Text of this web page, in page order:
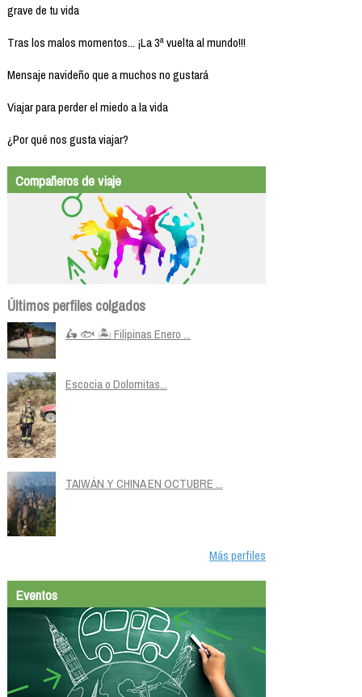
grave de tu vida
Tras los malos momentos... ¡La 3ª vuelta al mundo!!!
Mensaje navideño que a muchos no gustará
Viajar para perder el miedo a la vida
¿Por qué nos gusta viajar?
Compañeros de viaje
Últimos perfiles colgados
🛵 🐟 🏝️ Filipinas Enero ...
Escocia o Dolomitas...
TAIWÁN Y CHINA EN OCTUBRE ...
Más perfiles
Eventos